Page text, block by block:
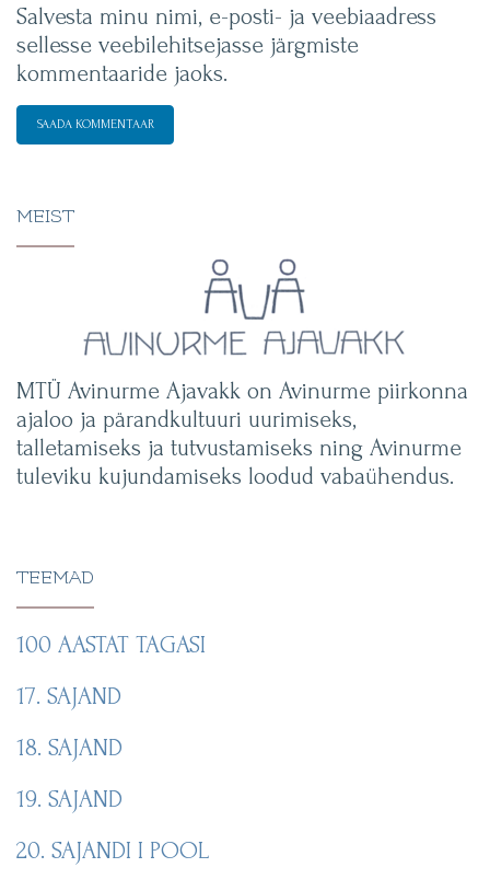
Salvesta minu nimi, e-posti- ja veebiaadress
sellesse veebilehitsejasse järgmiste
kommentaaride jaoks.
MEIST
MTÜ Avinurme Ajavakk on Avinurme piirkonna
ajaloo ja pärandkultuuri uurimiseks,
talletamiseks ja tutvustamiseks ning Avinurme
tuleviku kujundamiseks loodud vabaühendus.
TEEMAD
100 AASTAT TAGASI
17. SAJAND
18. SAJAND
19. SAJAND
20. SAJANDI I POOL